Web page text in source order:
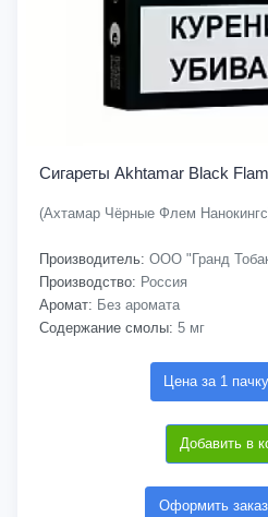
Сигареты Akhtamar Black
(Ахтамар Чёрные Флем
Производитель: ООО "Гранд
Производство: Россия
Аромат: Без аромата
Содержание смолы: 5 мг
Цена за 1
Добавить в
Оформить